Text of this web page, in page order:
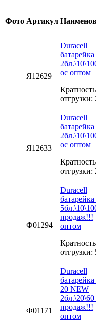
Фото Артикул
Я12629
Duracell
ос оптом
Кратность
отгрузки:
Я12633
Duracell
ос оптом
Кратность
отгрузки:
Ф01294
Duracell
продаж!!!
оптом
Кратность
отгрузки:
Ф01171
Duracell
20 NEW
продаж!!!
оптом